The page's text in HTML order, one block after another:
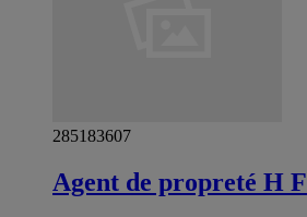
285183607
Agent de propreté H F